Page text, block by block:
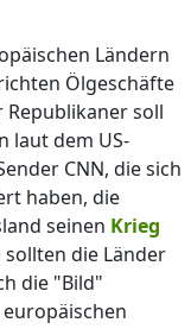
Ländern
Ölgeschäfte
Republikaner soll
laut dem US-
CNN, die sich
haben, die
seinen Krieg
die Länder
die "Bild"